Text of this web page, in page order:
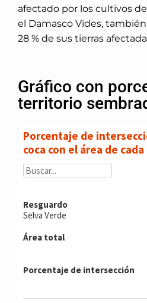
afectado por los cultivos
el Damasco Vides,
28 % de sus tierras
Gráfico con
territorio